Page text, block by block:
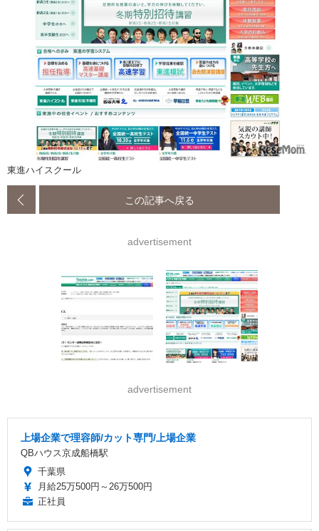
東進ハイスクール
この記事へ戻る
advertisement
advertisement
上場企業で理容師/カット専門/上場企業
QBハウス京成船橋駅
千葉県
月給25万500円～26万500円
正社員